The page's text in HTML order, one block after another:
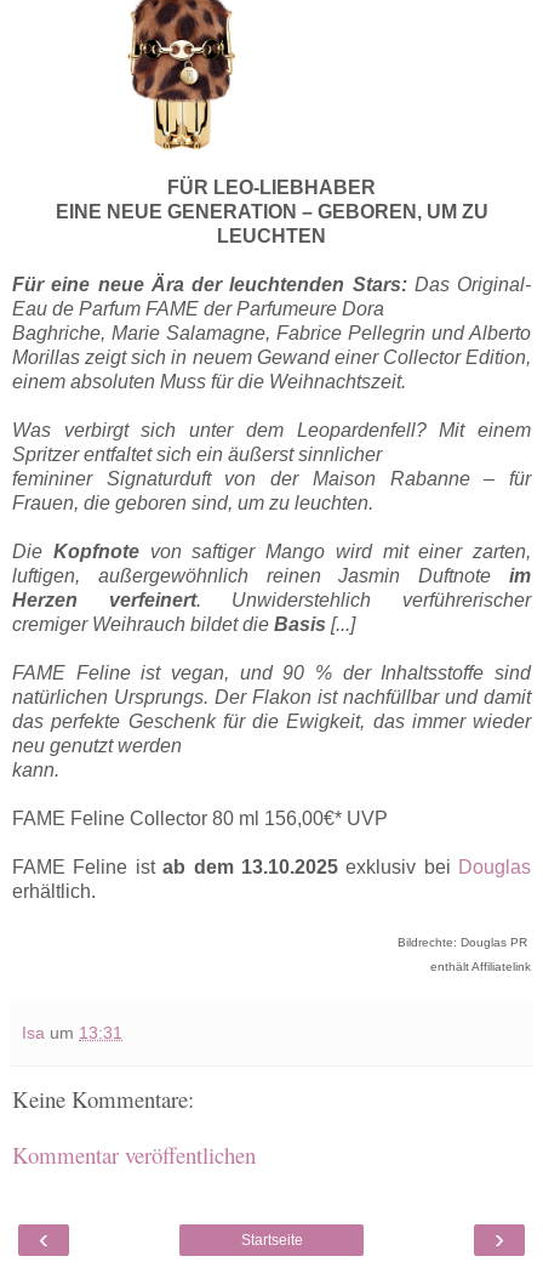
FÜR LEO-LIEBHABER
EINE NEUE GENERATION – GEBOREN, UM ZU
LEUCHTEN
Für eine neue Ära der leuchtenden Stars:Das Original-
Eau de Parfum FAME der Parfumeure Dora
Baghriche, Marie Salamagne, Fabrice Pellegrin und Alberto
Morillas zeigt sich in neuem Gewand einer Collector Edition,
einem absoluten Muss für die Weihnachtszeit.
Was verbirgt sich unter dem Leopardenfell? Mit einem
Spritzer entfaltet sich ein äußerst sinnlicher
femininer Signaturduft von der Maison Rabanne – für
Frauen, die geboren sind, um zu leuchten.
Die Kopfnotevon saftiger Mango wird mit einer zarten,
luftigen, außergewöhnlich reinen Jasmin Duftnote im
Herzen verfeinert. Unwiderstehlich verführerischer
cremiger Weihrauch bildet die Basis [...]
FAME Feline ist vegan, und 90 % der Inhaltsstoffe sind
natürlichen Ursprungs. Der Flakon ist nachfüllbar und damit
das perfekte Geschenk für die Ewigkeit, das immer wieder
neu genutzt werden
kann.
FAME Feline Collector 80 ml 156,00€* UVP
FAME Feline istab dem 13.10.2025exklusiv bei Douglas
erhältlich.
Bildrechte: Douglas PR
enthält Affiliatelink
Isa um 13:31
Keine Kommentare:
Kommentar veröffentlichen
‹ ›
Startseite